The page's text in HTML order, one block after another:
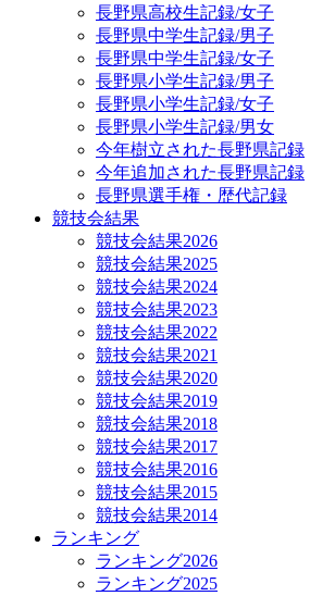
長野県高校生記録/女子
長野県中学生記録/男子
長野県中学生記録/女子
長野県小学生記録/男子
長野県小学生記録/女子
長野県小学生記録/男女
今年樹立された長野県記録
今年追加された長野県記録
長野県選手権・歴代記録
競技会結果
競技会結果2026
競技会結果2025
競技会結果2024
競技会結果2023
競技会結果2022
競技会結果2021
競技会結果2020
競技会結果2019
競技会結果2018
競技会結果2017
競技会結果2016
競技会結果2015
競技会結果2014
ランキング
ランキング2026
ランキング2025